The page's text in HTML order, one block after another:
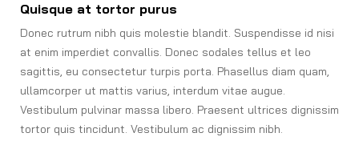
Quisque at tortor purus
Donec rutrum nibh quis molestie blandit. Suspendisse id nisi
at enim imperdiet convallis. Donec sodales tellus et leo
sagittis, eu consectetur turpis porta. Phasellus diam quam,
ullamcorper ut mattis varius, interdum vitae augue.
Vestibulum pulvinar massa libero. Praesent ultrices dignissim
tortor quis tincidunt. Vestibulum ac dignissim nibh.